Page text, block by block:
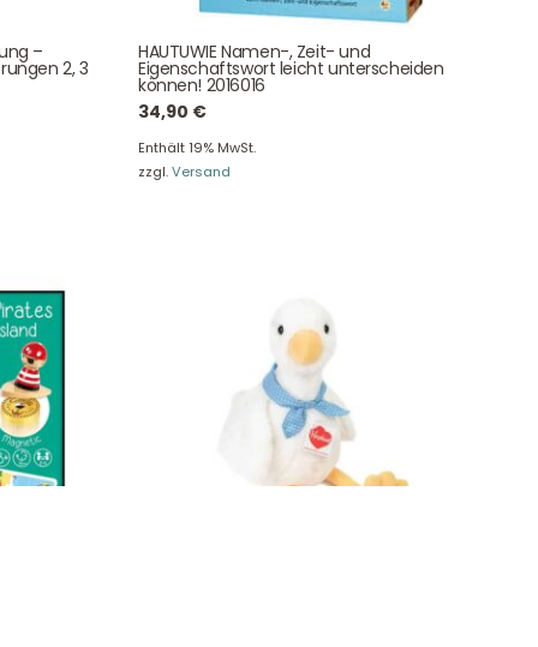
–
2, 3
HAUTUWIE Namen-, Zeit- und
Eigenschaftswort leicht unterscheiden
können! 2016016
34,90 €
Enthält 19% MwSt.
zzgl.Versand
NEWSLETTER